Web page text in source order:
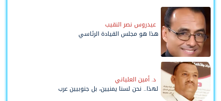
عيدروس نصر النقيب
هذا هو مجلس القيادة الرئاسي
د. أمين العلياني
لهذا.. نحن لسنا يمنيين، بل جنوبيين عرب